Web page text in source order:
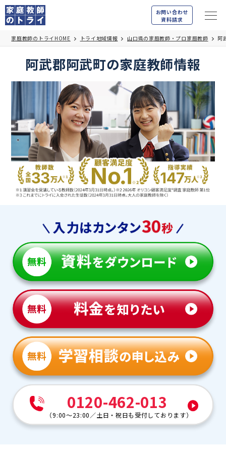
お問い合わせ
資料請求
家庭教師のトライHOME トライ地域情報 山口県の家庭教師・プロ家庭教師 阿
阿武郡阿武町の家庭教師情報
0120-462-013
（9:00～23:00／土日・祝日も受付しております）